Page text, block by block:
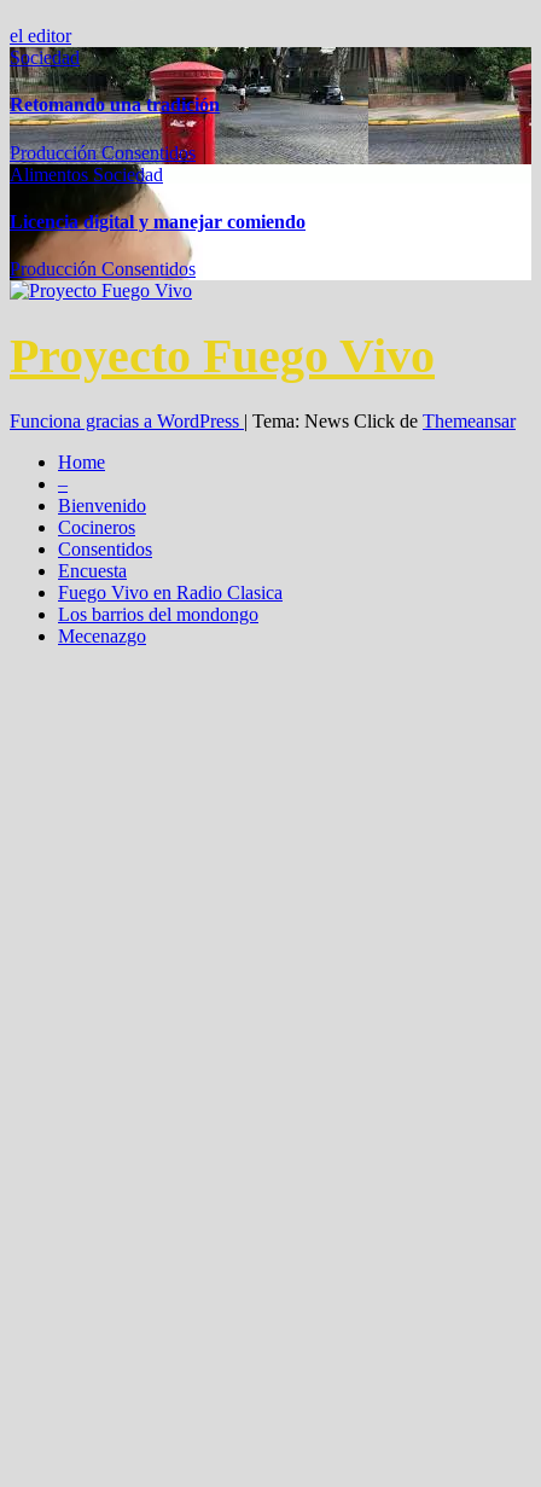
el editor
Sociedad
Retomando una tradición
Producción Consentidos
Alimentos Sociedad
Licencia digital y manejar comiendo
Producción Consentidos
Proyecto Fuego Vivo
Funciona gracias a WordPress | Tema: News Click de Themeansar
Home
–
Bienvenido
Cocineros
Consentidos
Encuesta
Fuego Vivo en Radio Clasica
Los barrios del mondongo
Mecenazgo